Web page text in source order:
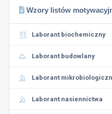
Wzory listów
Laborant biochemiczny
Laborant budowlany
Laborant
Laborant nasiennictwa